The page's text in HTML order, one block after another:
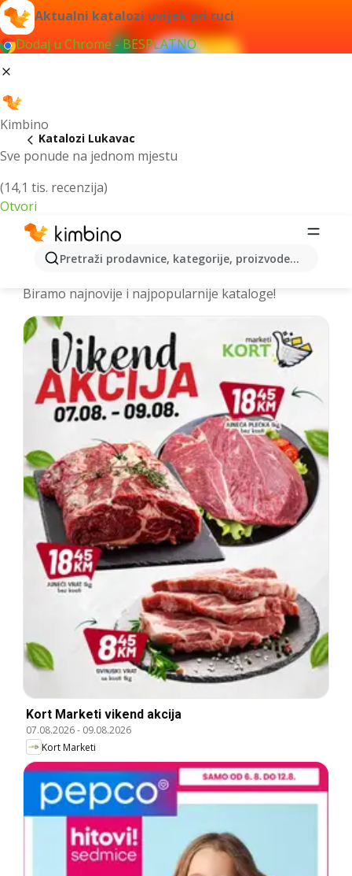
Aktualni katalozi uvijek pri ruci
Dodaj u Chrome - BESPLATNO
Kimbino
Sve ponude na jednom mjestu
(14,1 tis. recenzija)
Otvori
Pretraži prodavnice, kategorije, proizvode...
Katalozi Lukavac
Izdvojili smo za vas najbolje akcije za
Biramo najnovije i najpopularnije kataloge!
Kort Marketi vikend akcija
07.08.2026- 09.08.2026
Kort Marketi